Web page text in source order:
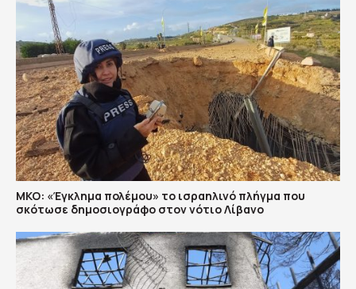
ΜΚΟ: «Έγκλημα πολέμου» το ισραηλινό πλήγμα που
σκότωσε δημοσιογράφο στον νότιο Λίβανο